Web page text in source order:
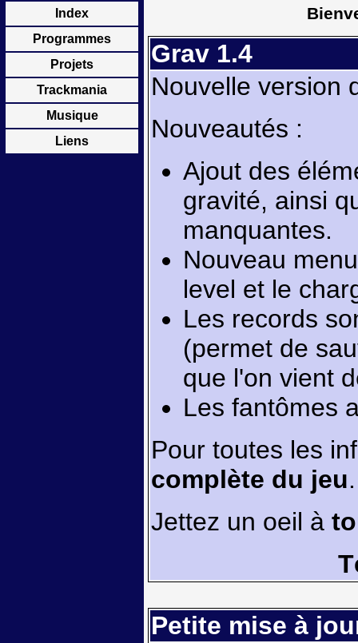
Index
Programmes
Projets
Trackmania
Musique
Liens
Grav 1.4
Nouvelle version
Nouveautés :
Ajout des
gravité, ainsi
manquantes.
Nouveau
level et le
Les records
(permet de
que l'on vient
Les fantômes
Pour toutes les
complète du jeu.
Jettez un oeil à
Petite mise à